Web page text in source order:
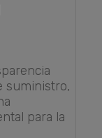
suministro,
para la